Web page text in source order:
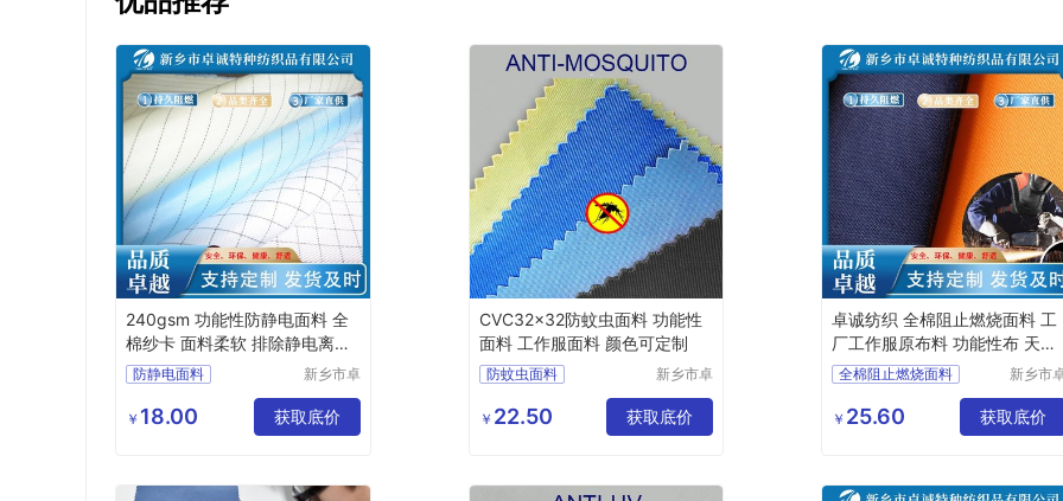
240gsm 功能性防静电面料 全
棉纱卡 面料柔软 排除静电离子
危害
防静电面料
全棉布
防静电布
工作服面料
新乡市卓
织品有限
公司
￥ 18.00 获取底价
CVC32x32防蚊虫面料 功能性
面料 工作服面料 颜色可定制
防蚊虫面料
多功能面料
涤棉面料
新乡市卓
织品有限
公司
￥ 22.50 获取底价
卓诚纺织 全棉阻止燃烧面料 工
厂工作服原布料 功能性布 天然
纤维棉
全棉阻止燃烧面料
功能性面料
阻燃布厂家
新乡市
织品有限
公司
￥ 25.60 获取底价